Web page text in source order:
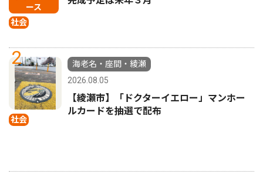
ース
社会
2
社会
海老名・座間・綾瀬
2026.08.05
【綾瀬市】「ドクターイエロー」マンホー
ルカードを抽選で配布